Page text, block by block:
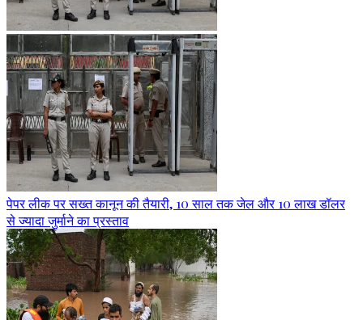
पेपर लीक पर सख्त कानून की तैयारी, 10 साल तक जेल और 10 लाख डॉलर
से ज्यादा जुर्माने का प्रस्ताव